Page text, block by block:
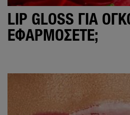
LIP GLOSS ΓΙΑ
ΕΦΑΡΜΌΣΕΤΕ;